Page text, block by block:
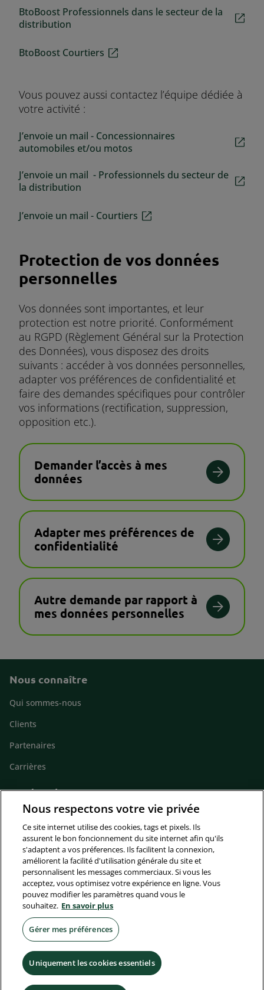
BtoBoost Professionnels dans le secteur de la
distribution
BtoBoost Courtiers
Vous pouvez aussi contactez l’équipe dédiée à
votre activité :
J’envoie un mail - Concessionnaires
automobiles et/ou motos
J’envoie un mail - Professionnels du secteur de
la distribution
J’envoie un mail - Courtiers
Protection de vos données
personnelles
Vos données sont importantes, et leur
protection est notre priorité. Conformément
au RGPD (Règlement Général sur la Protection
des Données), vous disposez des droits
suivants : accéder à vos données personnelles,
adapter vos préférences de confidentialité et
faire des demandes spécifiques pour contrôler
vos informations (rectification, suppression,
opposition etc.).
Demander l’accès à mes
données
Adapter mes préférences de
confidentialité
Autre demande par rapport à
mes données personnelles
Nous connaître
Footer
Qui sommes-nous
Clients
Partenaires
Carrières
Gardons le contact
Footer
contact
Actualités
Contact
Suivez-nous
Footer
socials
Disclaimer
Conditions Générales Assurances
Informations légales/Plaintes
Confidentialité et Vie Privée
Décision automatique
Nous respectons votre vie privée
Ce site internet utilise des cookies, tags et pixels. Ils
assurent le bon foncionnement du site internet afin qu'ils
s'adaptent a vos préferences. Ils facilitent la connexion,
améliorent la facilité d'utilisation générale du site et
personnalisent les messages commerciaux. Si vous les
acceptez, vous optimisez votre expérience en ligne. Vous
pouvez modifier les paramètres quand vous le
souhaitez. En savoir plus
Gérer mes préférences
Uniquement les cookies essentiels